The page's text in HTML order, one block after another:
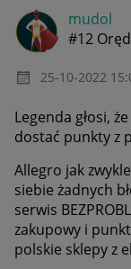
mudol
#12
‎25-10-2022
Legenda głosi,
dostać punkty z
Allegro jak
siebie żadnych
serwis
zakupowy i
polskie sklepy z